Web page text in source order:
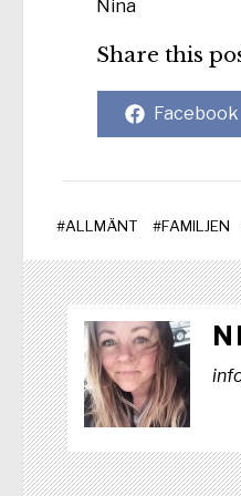
Nina
Share this
Dela
Facebook
#ALLMÄNT #FAMILJEN